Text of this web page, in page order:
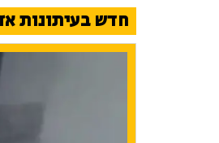
חדש בעיתונות